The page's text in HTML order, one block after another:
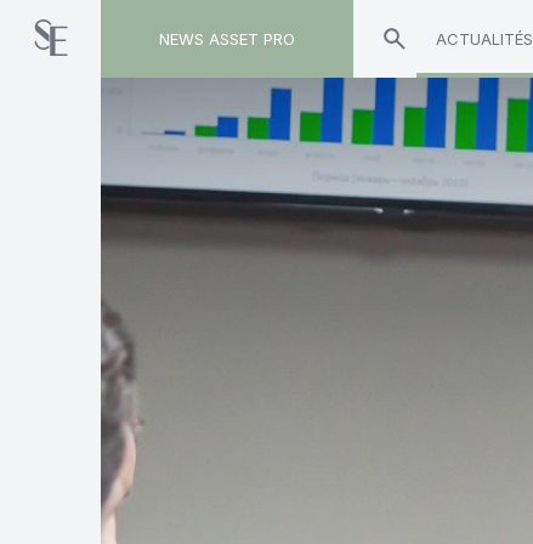
NEWS ASSET PRO ACTUALITÉS
Toute l'actualité sur le tag "Eternam"